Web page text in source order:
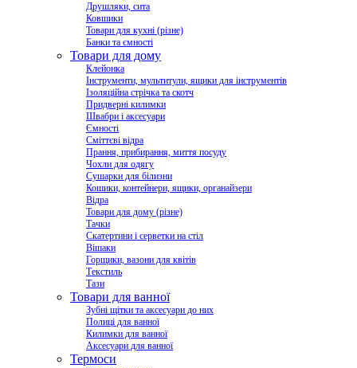
Друшляки, сита
Ковшики
Товари для кухні (різне)
Банки та ємності
Товари для дому
Клейонка
Інструменти, мультитули, ящики для інструментів
Ізоляційна стрічка та скотч
Придверні килимки
Швабри і аксесуари
Ємності
Сміттєві відра
Прання, прибирання, миття посуду
Чохли для одягу
Сушарки для білизни
Кошики, контейнери, ящики, органайзери
Відра
Товари для дому (різне)
Тачки
Скатертини і серветки на стіл
Вішаки
Горщики, вазони для квітів
Текстиль
Тази
Товари для ванної
Зубні щітки та аксесуари до них
Полиці для ванної
Килимки для ванної
Аксесуари для ванної
Термоси